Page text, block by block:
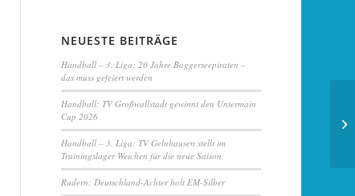
NEUESTE BEITRÄGE
Handball – 3. Liga: 20 Jahre Baggerseepiraten –
das muss gefeiert werden
Handball: TV Großwallstadt gewinnt den Untermain
Cup 2026
Handball – 3. Liga: TV Gelnhausen stellt im
Trainingslager Weichen für die neue Saison
Rudern: Deutschland-Achter holt EM-Silber